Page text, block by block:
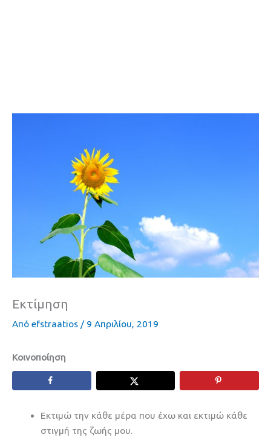
Eκτίμηση
Από efstraatios / 9 Απριλίου, 2019
Κοινοποίηση
Εκτιμώ την κάθε μέρα που έχω και εκτιμώ κάθε
στιγμή της ζωής μου.